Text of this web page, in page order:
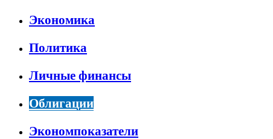
Экономика
Политика
Личные финансы
Облигации
Экономпоказатели